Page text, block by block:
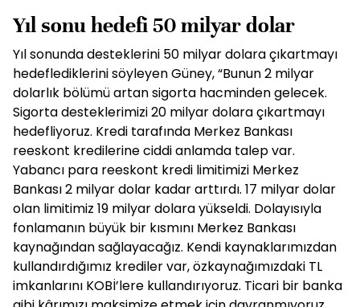
Yıl sonu hedefi 50 milyar dolar
Yıl sonunda desteklerini 50 milyar dolara çıkartmayı
hedeflediklerini söyleyen Güney, “Bunun 2 milyar
dolarlık bölümü artan sigorta hacminden gelecek.
Sigorta desteklerimizi 20 milyar dolara çıkartmayı
hedefliyoruz. Kredi tarafında Merkez Bankası
reeskont kredilerine ciddi anlamda talep var.
Yabancı para reeskont kredi limitimizi Merkez
Bankası 2 milyar dolar kadar arttırdı. 17 milyar dolar
olan limitimiz 19 milyar dolara yükseldi. Dolayısıyla
fonlamanın büyük bir kısmını Merkez Bankası
kaynağından sağlayacağız. Kendi kaynaklarımızdan
kullandırdığımız krediler var, özkaynağımızdaki TL
imkanlarını KOBİ’lere kullandırıyoruz. Ticari bir banka